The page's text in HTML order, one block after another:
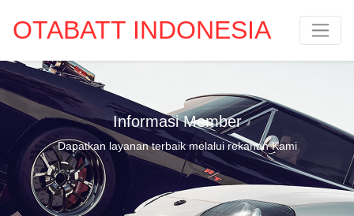
OTABATT INDONESIA
Informasi Member
Dapatkan layanan terbaik melalui rekanan Kami